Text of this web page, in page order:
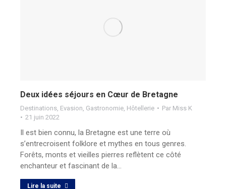
Deux idées séjours en Cœur de Bretagne
Destinations, Evasion, Gastronomie, Hôtellerie Par Miss K
21 juin 2022
Il est bien connu, la Bretagne est une terre où
s’entrecroisent folklore et mythes en tous genres.
Forêts, monts et vieilles pierres reflètent ce côté
enchanteur et fascinant de la…
Lire la suite